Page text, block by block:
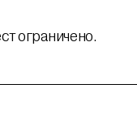
ограничено.